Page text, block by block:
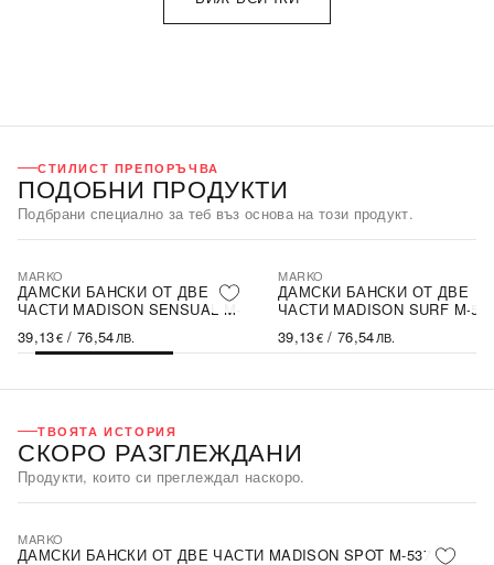
СТИЛИСТ ПРЕПОРЪЧВА
ПОДОБНИ ПРОДУКТИ
Подбрани специално за теб въз основа на този продукт.
MARKO
ДАМСКИ БАНСКИ ОТ ДВЕ
ЧАСТИ MADISON SENSUAL M-
39,13€/ 76,54ЛВ.
MARKO
ДАМСКИ БАНСКИ ОТ ДВЕ
ЧАСТИ MADISON SURF M-
39,13€/ 76,54ЛВ.
ТВОЯТА ИСТОРИЯ
СКОРО РАЗГЛЕЖДАНИ
Продукти, които си преглеждал наскоро.
ПОСЛЕДНА БРОЙКА
MARKO
ДАМСКИ БАНСКИ ОТ ДВЕ ЧАСТИ MADISON SPOT M-537